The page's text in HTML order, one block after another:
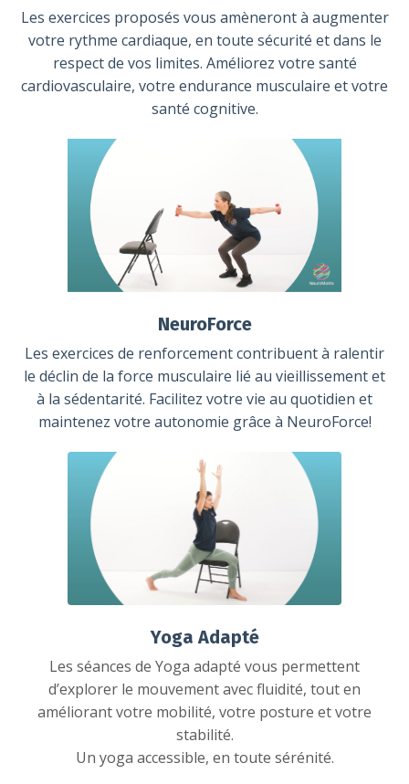
Les exercices proposés vous amèneront à augmenter
votre rythme cardiaque, en toute sécurité et dans le
respect de vos limites. Améliorez votre santé
cardiovasculaire, votre endurance musculaire et votre
santé cognitive.
NeuroForce
Les exercices de renforcement contribuent à ralentir
le déclin de la force musculaire lié au vieillissement et
à la sédentarité. Facilitez votre vie au quotidien et
maintenez votre autonomie grâce à NeuroForce!
Yoga Adapté
Les séances de Yoga adapté vous permettent
d’explorer le mouvement avec fluidité, tout en
améliorant votre mobilité, votre posture et votre
stabilité.
Un yoga accessible, en toute sérénité.